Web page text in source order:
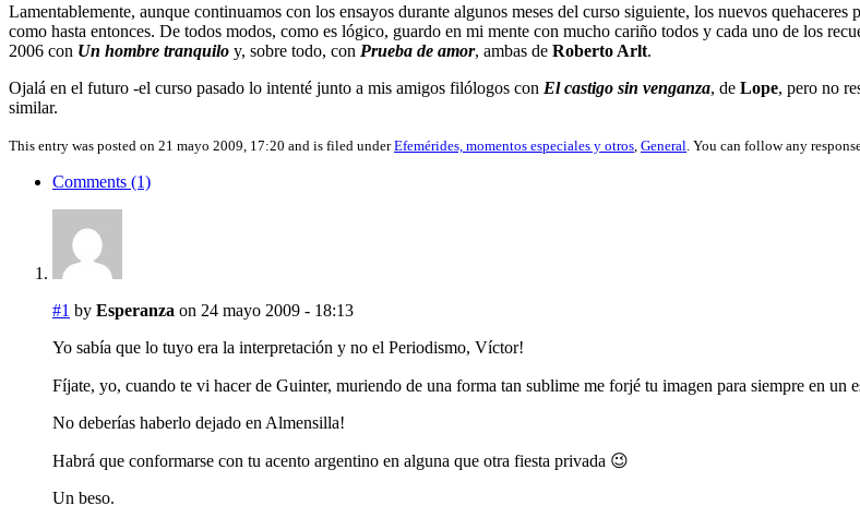
Lamentablemente, aunque continuamos con los ensayos durante algunos meses del curso siguiente, los nuevos
como hasta entonces. De todos modos, como es lógico, guardo en mi mente con mucho cariño todos y cada uno de los
2006 con Un hombre tranquilo y, sobre todo, con Prueba de amor, ambas de Roberto Arlt.
Ojalá en el futuro -el curso pasado lo intenté junto a mis amigos filólogos con El castigo sin venganza, de Lope, pero no
similar.
This entry was posted on 21 mayo 2009, 17:20 and is filed underEfemérides, momentos especiales y otros General . You can follow any
Comments (1)
#1 by Esperanza on 24 mayo 2009 - 18:13
Yo sabía que lo tuyo era la interpretación y no el Periodismo, Víctor!
Fíjate, yo, cuando te vi hacer de Guinter, muriendo de una forma tan sublime me forjé tu imagen para siempre en un
No deberías haberlo dejado en Almensilla!
Habrá que conformarse con tu acento argentino en alguna que otra fiesta privada 😉
Un beso.